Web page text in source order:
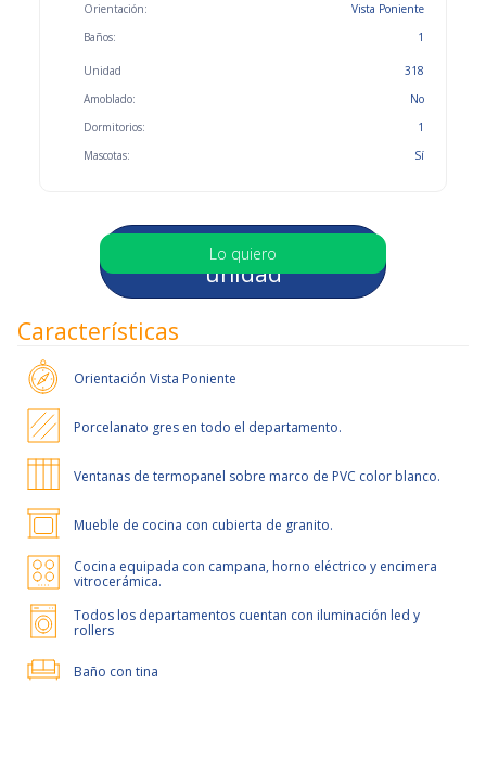
Orientación:
Baños:
Vista Poniente
1
Unidad
Amoblado:
Dormitorios:
Mascotas:
318
No
1
Sí
Selecciona otra
unidad
Lo quiero
Características
Orientación Vista Poniente
Porcelanato gres en todo el departamento.
Ventanas de termopanel sobre marco de PVC color blanco.
Mueble de cocina con cubierta de granito.
Cocina equipada con campana, horno eléctrico y encimera
vitrocerámica.
Todos los departamentos cuentan con iluminación led y
rollers
Baño con tina